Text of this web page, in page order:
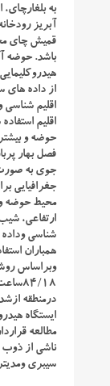
به
آبریز
قمیش چای
باشد. حوضه
از داده های
اقلیم
اقلیم
حوضه و
فصل بهار
جوی به
جغرافیایی
محیط حوضه
ارتفاعی،
شناسی
همباران
۸۴/
درمنطقه
ایستگاه
مطالعه
ناشی از ذوب
سیبری